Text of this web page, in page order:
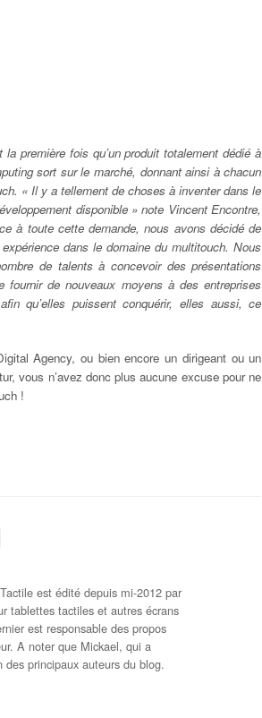
première fois qu’un produit totalement dédié à
sort sur le marché, donnant ainsi à chacun
« Il y a tellement de choses à inventer dans le
disponible » note Vincent Encontre,
à toute cette demande, nous avons décidé de
dans le domaine du multitouch. Nous
de talents à concevoir des présentations
de nouveaux moyens à des entreprises
qu’elles puissent conquérir, elles aussi, ce
Agency, ou bien encore un dirigeant ou un
vous n’avez donc plus aucune excuse pour ne
!
est édité depuis mi-2012 par
tablettes tactiles et autres écrans
est responsable des propos
A noter que Mickael, qui a
des principaux auteurs du blog.